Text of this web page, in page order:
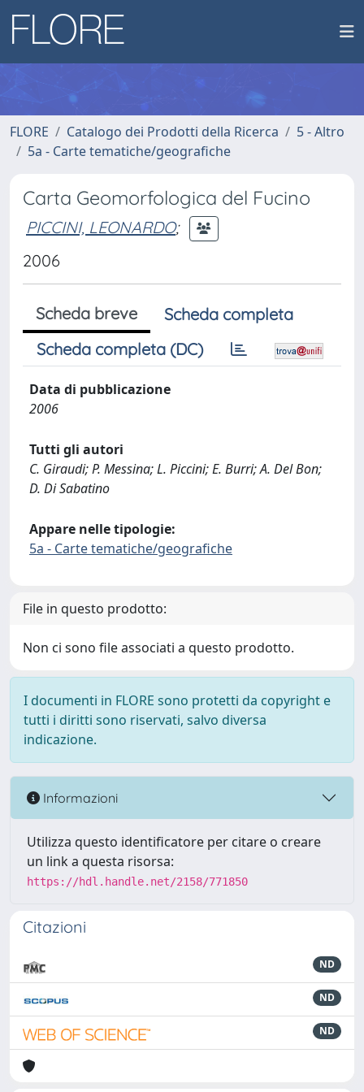
FLORE Catalogo dei Prodotti della Ricerca
5 - Altro
5a - Carte tematiche/geografiche
Carta Geomorfologica del Fucino
PICCINI, LEONARDO;
2006
Scheda breve
Scheda completa
Scheda completa (DC)
Data di pubblicazione
2006
Tutti gli autori
C. Giraudi; P. Messina; L. Piccini; E. Burri; A. Del Bon;
D. Di Sabatino
Appare nelle tipologie:
5a - Carte tematiche/geografiche
File in questo prodotto:
Non ci sono file associati a questo prodotto.
I documenti in FLORE sono protetti da copyright e
tutti i diritti sono riservati, salvo diversa
indicazione.
Informazioni
Utilizza questo identificatore per citare o creare
un link a questa risorsa:
https://hdl.handle.net/2158/771850
Citazioni
ND
ND
ND